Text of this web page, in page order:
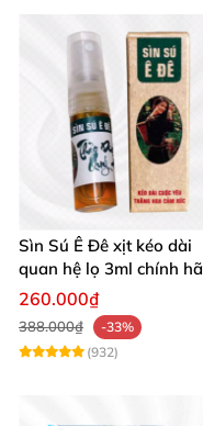
Sìn Sú Ê Đê xịt kéo dài
quan hệ lọ 3ml chính
260.000₫
388.000₫
-33%
(932)